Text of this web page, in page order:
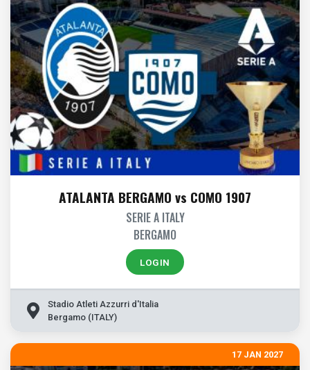
ATALANTA BERGAMO vs COMO 1907
SERIE A ITALY
BERGAMO
LOGIN
Stadio Atleti Azzurri d'Italia
Bergamo (ITALY)
17 JAN 2027